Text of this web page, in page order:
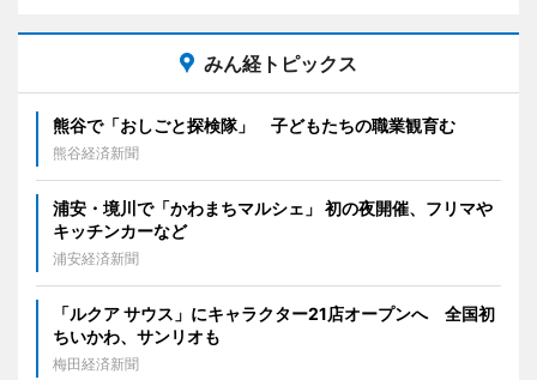
みん経トピックス
熊谷で「おしごと探検隊」 子どもたちの職業観育む
熊谷経済新聞
浦安・境川で「かわまちマルシェ」 初の夜開催、フリマや
キッチンカーなど
浦安経済新聞
「ルクア サウス」にキャラクター21店オープンへ 全国初
ちいかわ、サンリオも
梅田経済新聞